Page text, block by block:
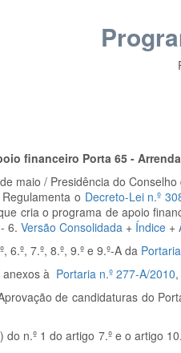
financeiro Porta 65 -
maio / Presidência do
o Decreto-Lei n.º
cria o programa de apoio
6. Versão Consolidada + Índice +
6.º, 7.º, 8.º, 9.º e 9.º-A da
anexos à Portaria n.º 277-A/2010
de candidaturas do
n.º 1 do artigo 7.º e o artigo